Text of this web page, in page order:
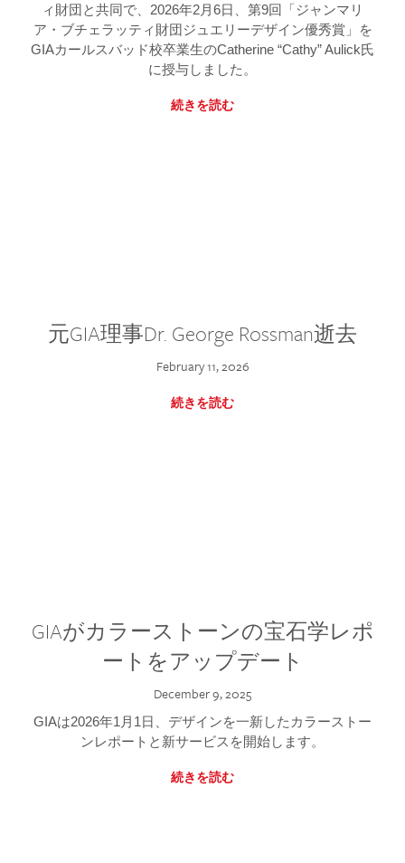
ィ財団と共同で、2026年2月6日、第9回「ジャンマリ
ア・ブチェラッティ財団ジュエリーデザイン優秀賞」を
GIAカールスバッド校卒業生のCatherine “Cathy” Aulick氏
に授与しました。
続きを読む
元GIA理事Dr. George Rossman逝去
February 11, 2026
続きを読む
GIAがカラーストーンの宝石学レポ
ートをアップデート
December 9, 2025
GIAは2026年1月1日、デザインを一新したカラーストー
ンレポートと新サービスを開始します。
続きを読む